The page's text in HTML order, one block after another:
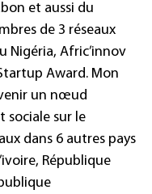
et aussi du
de 3 réseaux
Nigéria, Afric’innov
Award. Mon
un nœud
sociale sur le
dans 6 autres pays
République